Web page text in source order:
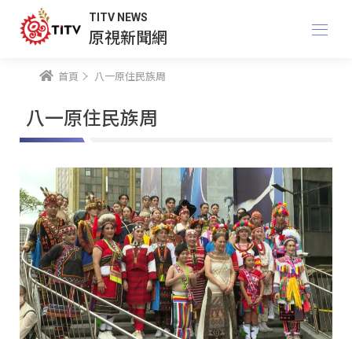
TITV NEWS
原視新聞網
首頁 八一原住民族周
八一原住民族周